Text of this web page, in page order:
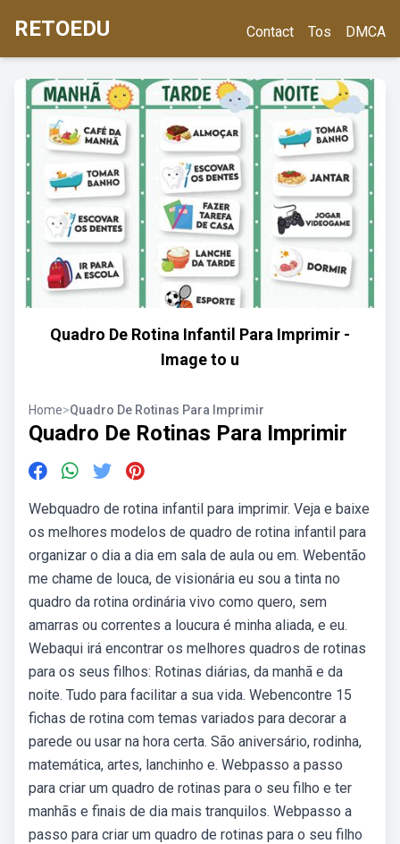
RETOEDU Contact Tos DMCA
Quadro De Rotina Infantil Para Imprimir -
Image to u
Home>Quadro De Rotinas Para Imprimir
Quadro De Rotinas Para Imprimir
Webquadro de rotina infantil para imprimir. Veja e baixe
os melhores modelos de quadro de rotina infantil para
organizar o dia a dia em sala de aula ou em. Webentão
me chame de louca, de visionária eu sou a tinta no
quadro da rotina ordinária vivo como quero, sem
amarras ou correntes a loucura é minha aliada, e eu.
Webaqui irá encontrar os melhores quadros de rotinas
para os seus filhos: Rotinas diárias, da manhã e da
noite. Tudo para facilitar a sua vida. Webencontre 15
fichas de rotina com temas variados para decorar a
parede ou usar na hora certa. São aniversário, rodinha,
matemática, artes, lanchinho e. Webpasso a passo
para criar um quadro de rotinas para o seu filho e ter
manhãs e finais de dia mais tranquilos. Webpasso a
passo para criar um quadro de rotinas para o seu filho